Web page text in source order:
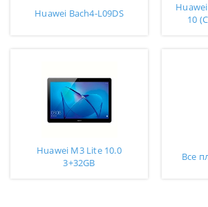
Huawei Bach4-L09DS
10
Huawei M3 Lite 10.0
3+32GB
Все